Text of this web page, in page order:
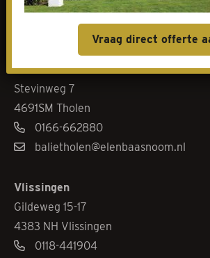
0113-342101
baliegoes@elenbaasnoom.nl
Tholen
Stevinweg 7
4691SM Tholen
0166-662880
balietholen@elenbaasnoom.nl
Vlissingen
Gildeweg 15-17
4383 NH Vlissingen
0118-441904
Vraag direct offerte